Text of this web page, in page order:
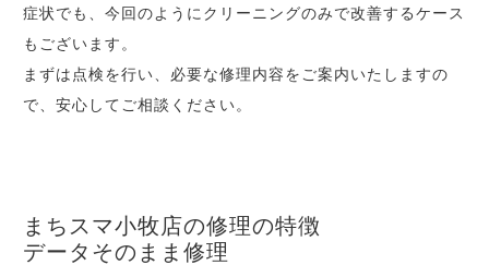
症状でも、今回のようにクリーニングのみで改善するケース
もございます。
まずは点検を行い、必要な修理内容をご案内いたしますの
で、安心してご相談ください。
まちスマ小牧店の修理の特徴
データそのまま修理